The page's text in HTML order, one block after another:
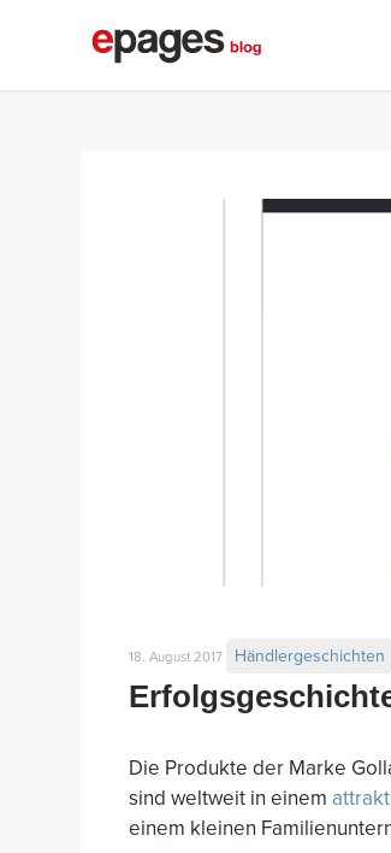
18. August 2017 Händlergeschichten
Die Produkte der Marke
sind weltweit in einem
einem kleinen